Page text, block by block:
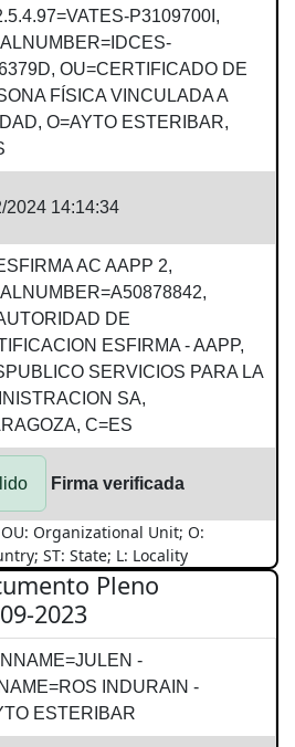
P3109700I,
OU=CERTIFICADO DE
FÍSICA VINCULADA A
O=AYTO ESTERIBAR,
2024 14:14:34
AC AAPP 2,
DE
ESFIRMA - AAPP,
SERVICIOS PARA LA
SA,
C=ES
Firma verificada
Organizational Unit; O:
ST: State; L: Locality
Pleno
2023
-
INDURAIN -
ESTERIBAR